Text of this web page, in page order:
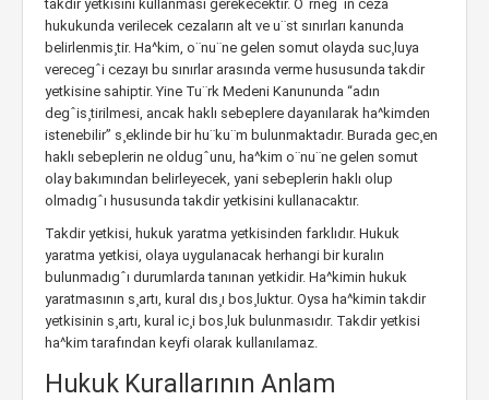
takdir yetkisini kullanması gerekecektir. O¨rnegˆin ceza
hukukunda verilecek cezaların alt ve u¨st sınırları kanunda
belirlenmis¸tir. Ha^kim, o¨nu¨ne gelen somut olayda suc¸luya
verecegˆi cezayı bu sınırlar arasında verme hususunda takdir
yetkisine sahiptir. Yine Tu¨rk Medeni Kanununda “adın
degˆis¸tirilmesi, ancak haklı sebeplere dayanılarak ha^kimden
istenebilir” s¸eklinde bir hu¨ku¨m bulunmaktadır. Burada gec¸en
haklı sebeplerin ne oldugˆunu, ha^kim o¨nu¨ne gelen somut
olay bakımından belirleyecek, yani sebeplerin haklı olup
olmadıgˆı hususunda takdir yetkisini kullanacaktır.
Takdir yetkisi, hukuk yaratma yetkisinden farklıdır. Hukuk
yaratma yetkisi, olaya uygulanacak herhangi bir kuralın
bulunmadıgˆı durumlarda tanınan yetkidir. Ha^kimin hukuk
yaratmasının s¸artı, kural dıs¸ı bos¸luktur. Oysa ha^kimin takdir
yetkisinin s¸artı, kural ic¸i bos¸luk bulunmasıdır. Takdir yetkisi
ha^kim tarafından keyfi olarak kullanılamaz.
Hukuk Kurallarının Anlam